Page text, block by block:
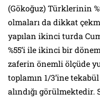
(Gökoğuz) Türklerinin
olmaları da dikkat
yapılan ikinci turda
%55’i ile ikinci bir
zaferin önemli ölçüde
toplamın 1/3’ine
alındığı